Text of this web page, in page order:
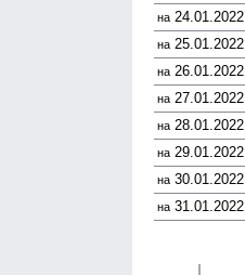
на 24.01.2022
на 25.01.2022
на 26.01.2022
на 27.01.2022
на 28.01.2022
на 29.01.2022
на 30.01.2022
на 31.01.2022